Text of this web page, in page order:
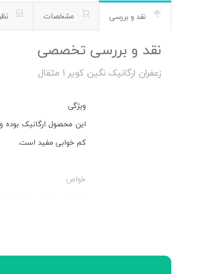
نقد و بررسی مشخصات
نقد و بررسی تخصصی
زعفران ارگانیک نگین کویر 1 مثقال
ویژگی
این محصول ارگانیک
کم خوابی مفید است.
خواص
پیشگیری از دیابت